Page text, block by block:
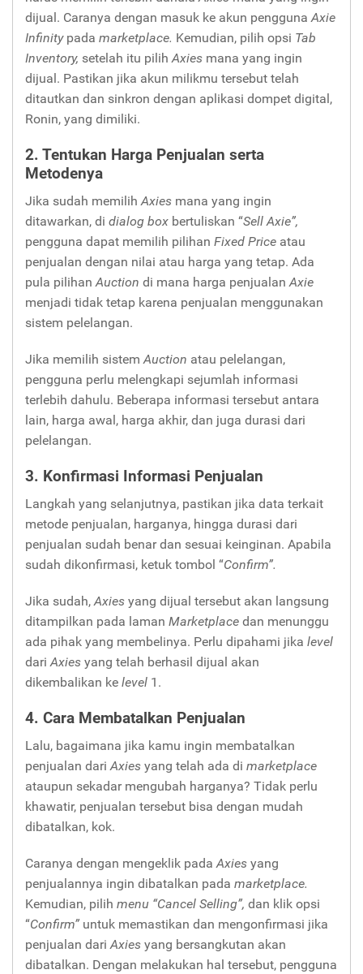
dijual. Caranya dengan masuk ke akun penggunaAxie
Infinity pada marketplace. Kemudian, pilih opsi Tab
Inventory, setelah itu pilihAxies mana yang ingin
dijual. Pastikan jika akun milikmu tersebut telah
ditautkan dan sinkron dengan aplikasi dompet digital,
Ronin, yang dimiliki.
2. Tentukan Harga Penjualan serta
Metodenya
Jika sudah memilihAxies mana yang ingin
ditawarkan, di dialog box bertuliskan “Sell Axie”,
pengguna dapat memilih pilihan Fixed Price atau
penjualan dengan nilai atau harga yang tetap. Ada
pula pilihanAuction di mana harga penjualanAxie
menjadi tidak tetap karena penjualan menggunakan
sistem pelelangan.
Jika memilih sistemAuction atau pelelangan,
pengguna perlu melengkapi sejumlah informasi
terlebih dahulu. Beberapa informasi tersebut antara
lain, harga awal, harga akhir, dan juga durasi dari
pelelangan.
3. Konfirmasi Informasi Penjualan
Langkah yang selanjutnya, pastikan jika data terkait
metode penjualan, harganya, hingga durasi dari
penjualan sudah benar dan sesuai keinginan. Apabila
sudah dikonfirmasi, ketuk tombol “Confirm”.
Jika sudah,Axies yang dijual tersebut akan langsung
ditampilkan pada laman Marketplace dan menunggu
ada pihak yang membelinya. Perlu dipahami jika level
dariAxies yang telah berhasil dijual akan
dikembalikan ke level 1.
4. Cara Membatalkan Penjualan
Lalu, bagaimana jika kamu ingin membatalkan
penjualan dariAxies yang telah ada di marketplace
ataupun sekadar mengubah harganya? Tidak perlu
khawatir, penjualan tersebut bisa dengan mudah
dibatalkan, kok.
Caranya dengan mengeklik padaAxies yang
penjualannya ingin dibatalkan pada marketplace.
Kemudian, pilih menu “Cancel Selling”, dan klik opsi
“Confirm” untuk memastikan dan mengonfirmasi jika
penjualan dariAxies yang bersangkutan akan
dibatalkan. Dengan melakukan hal tersebut, pengguna